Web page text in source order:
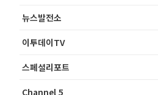
뉴스발전소
이투데이TV
스페셜리포트
Channel 5